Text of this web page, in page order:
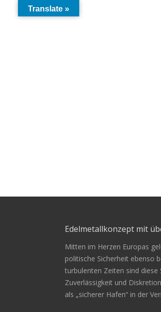
Edelmetallkonzept mit
Mitten im Herzen Europas
politische Sicherheit ebenso
turbulenten Zeiten sind
Zuverlässigkeit und
als „sicherer Hafen“ in der
Translate »